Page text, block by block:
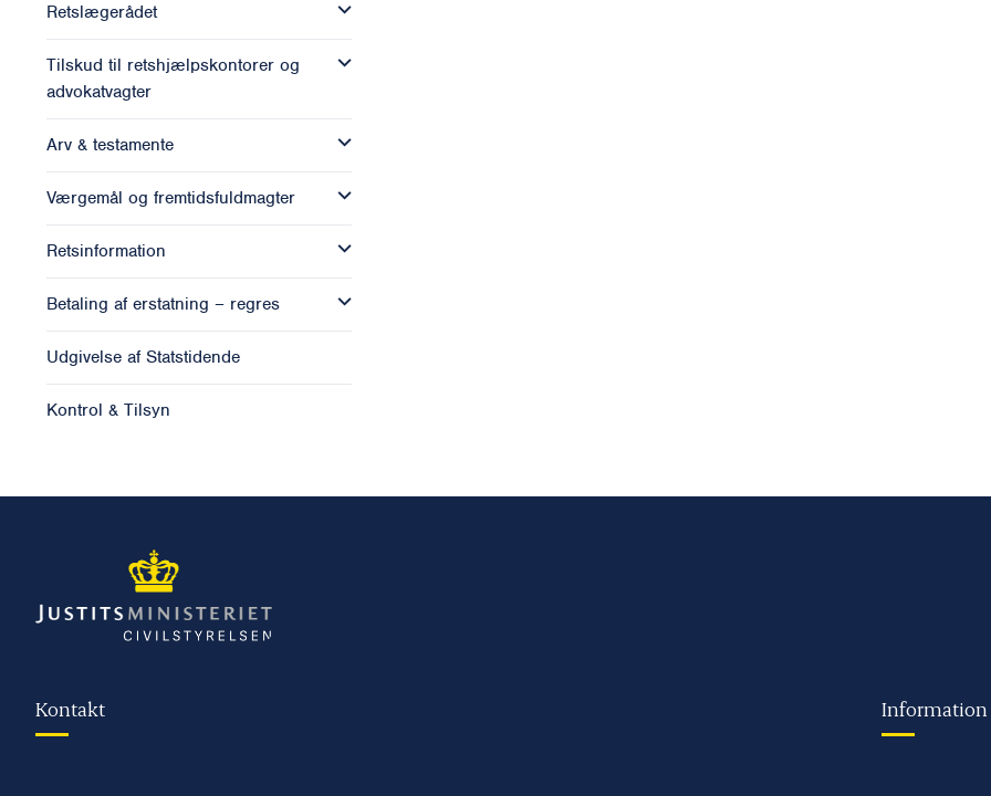
Retslægerådet
Tilskud til retshjælpskontorer og
advokatvagter
Arv & testamente
Værgemål og fremtidsfuldmagter
Retsinformation
Betaling af erstatning – regres
Udgivelse af Statstidende
Kontrol & Tilsyn
Kontakt Information